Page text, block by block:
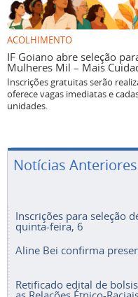
ACOLHIMENTO
IF Goiano abre seleção
Mulheres Mil – Mais
Inscrições gratuitas serão
oferece vagas imediatas e
unidades.
Notícias Anteriores
Inscrições para seleção
quinta-feira, 6
Aline Bei confirma
Retificado edital de